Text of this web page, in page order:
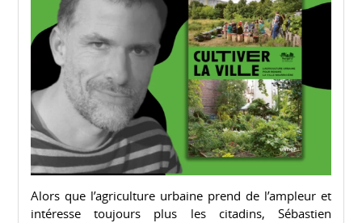
Alors que l’agriculture urbaine prend de l’ampleur et
intéresse toujours plus les citadins, Sébastien